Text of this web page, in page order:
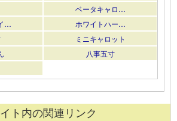
ベータキャロ…
…
ホワイトハー…
ミニキャロット
八事五寸
ト内の関連リンク